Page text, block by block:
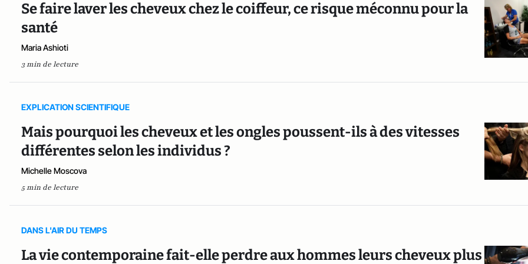
Se faire laver les cheveux chez le coiffeur, ce risque méconnu pour la
santé
Maria Ashioti
3 min de lecture
EXPLICATION SCIENTIFIQUE
Mais pourquoi les cheveux et les ongles poussent-ils à des vitesses
différentes selon les individus ?
Michelle Moscova
5 min de lecture
DANS L'AIR DU TEMPS
La vie contemporaine fait-elle perdre aux hommes leurs cheveux plus